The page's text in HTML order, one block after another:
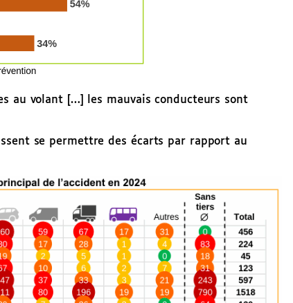
au volant […] les mauvais conducteurs sont
se permettre des écarts par rapport au